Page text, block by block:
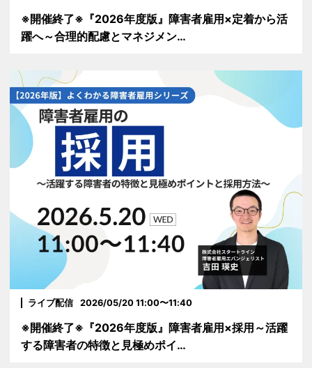
※開催終了※『2026年度版』障害者雇用×定着から活
躍へ～合理的配慮とマネジメン…
ライブ配信 2026/05/20 11:00〜11:40
※開催終了※『2026年度版』障害者雇用×採用～活躍
する障害者の特徴と見極めポイ…